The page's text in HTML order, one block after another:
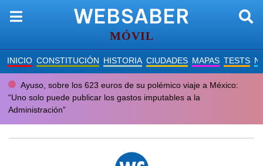
WEBSABER
MÓVIL
INICIO CONSTITUCIÓN HISTORIA CIUDADES MAPAS TESTS
Ayuso, sobre los 623 euros de su polémico viaje a México:
“Uno solo puede publicar los gastos imputables a la
Administración”